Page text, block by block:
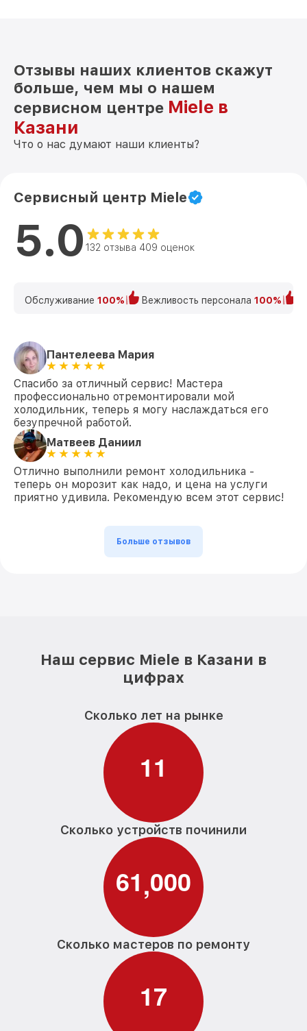
Отзывы наших клиентов скажут
больше, чем мы о нашем
сервисном центре Miele в
Казани
Что о нас думают наши клиенты?
Сервисный центр Miele
5.0 132 отзыва 409 оценок
Обслуживание 100% Вежливость персонала 100%
Пантелеева Мария
Спасибо за отличный сервис! Мастера
профессионально отремонтировали мой
холодильник, теперь я могу наслаждаться его
безупречной работой.
Матвеев Даниил
Отлично выполнили ремонт холодильника -
теперь он морозит как надо, и цена на услуги
приятно удивила. Рекомендую всем этот сервис!
Больше отзывов
Наш сервис Miele в Казани в
цифрах
Сколько лет на рынке
11
Сколько устройств починили
61,000
Сколько мастеров по ремонту
17